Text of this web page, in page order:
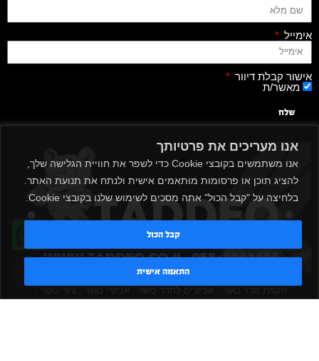
אנו מעריכים את פרטיותך
אנו משתמשים בקובצי Cookie כדי לשפר את חוויית הגלישה שלך,
להציג תוכן או פרסומות מותאמים אישית ולנתח את תנועת האתר.
בלחיצה על "קבל הכול" אתה מסכים לשימוש שלנו בקובצי Cookie.
התאמה אישית
קבל הכול
אימייל
אישור קבלת דיוור
מאשר/ת
שלח
הקמת חדר כושר|אביזרים לחדר כושר|אביזרי כושר |
|